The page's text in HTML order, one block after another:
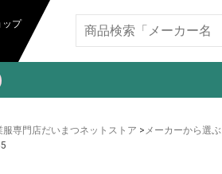
ップ
11,000円以上送料無料
服専門店だいまつネットストア > メーカーから選ぶ